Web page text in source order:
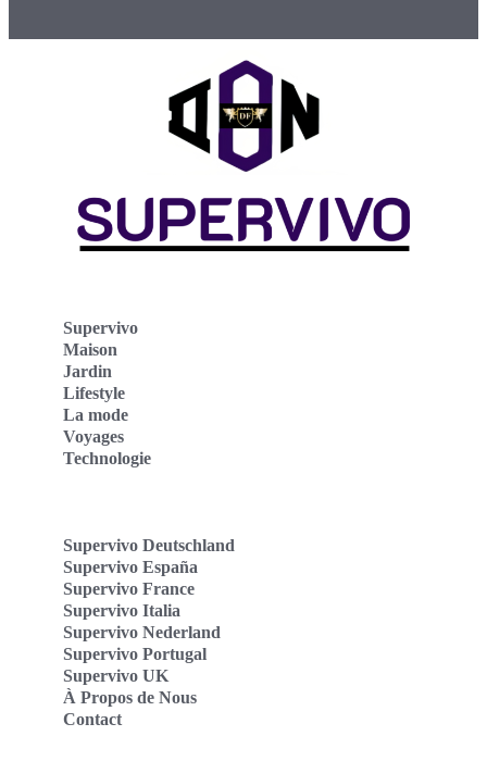
Supervivo
Maison
Jardin
Lifestyle
La mode
Voyages
Technologie
Supervivo Deutschland
Supervivo España
Supervivo France
Supervivo Italia
Supervivo Nederland
Supervivo Portugal
Supervivo UK
À Propos de Nous
Contact